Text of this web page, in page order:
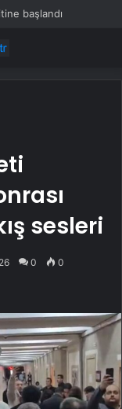
başlandı
sesleri
0 0